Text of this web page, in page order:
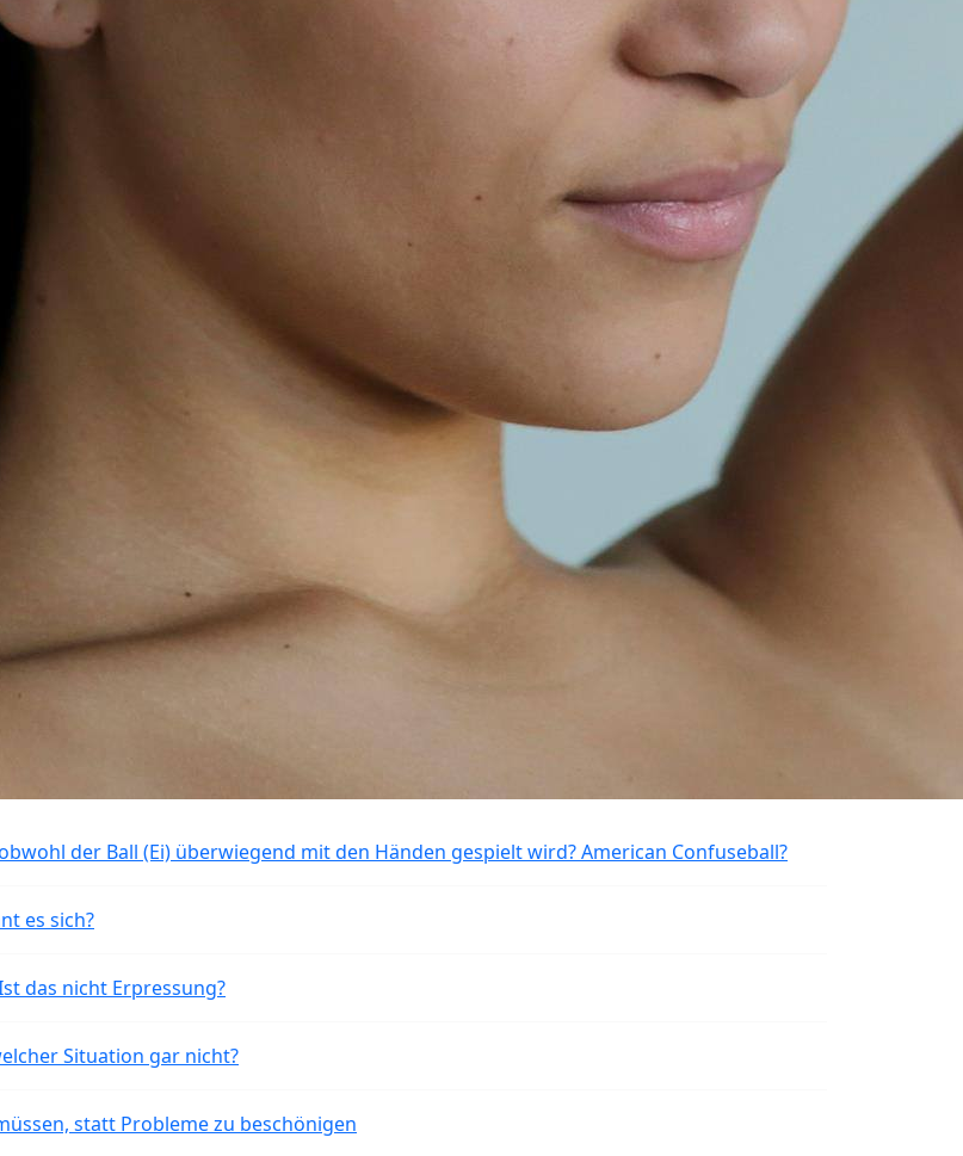
der Ball (Ei) überwiegend mit den Händen gespielt wird? American Confuseball?
es sich?
das nicht Erpressung?
Situation gar nicht?
statt Probleme zu beschönigen